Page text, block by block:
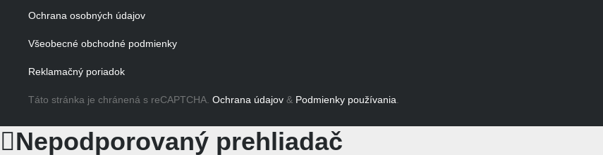
Ochrana osobných údajov
Všeobecné obchodné podmienky
Reklamačný poriadok
Táto stránka je chránená s reCAPTCHA. Ochrana údajov & Podmienky používania
Nepodporovaný prehliadač